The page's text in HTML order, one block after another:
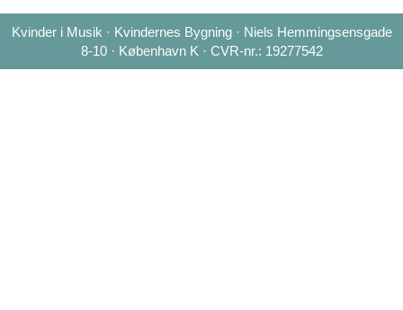
Kvinder i Musik · Kvindernes Bygning · Niels Hemmingsensgade
8-10 · København K · CVR-nr.: 19277542